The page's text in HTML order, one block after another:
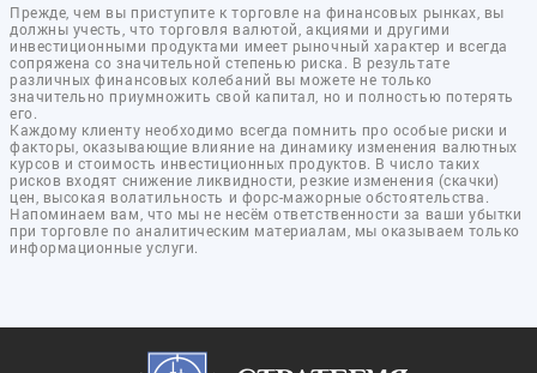
Прежде, чем вы приступите к торговле на финансовых рынках, вы
должны учесть, что торговля валютой, акциями и другими
инвестиционными продуктами имеет рыночный характер и всегда
сопряжена со значительной степенью риска. В результате
различных финансовых колебаний вы можете не только
значительно приумножить свой капитал, но и полностью потерять
его.
Каждому клиенту необходимо всегда помнить про особые риски и
факторы, оказывающие влияние на динамику изменения валютных
курсов и стоимость инвестиционных продуктов. В число таких
рисков входят снижение ликвидности, резкие изменения (скачки)
цен, высокая волатильность и форс-мажорные обстоятельства.
Напоминаем вам, что мы не несём ответственности за ваши убытки
при торговле по аналитическим материалам, мы оказываем только
информационные услуги.